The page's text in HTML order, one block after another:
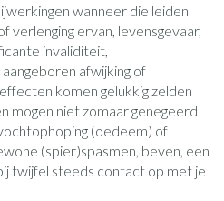
wanneer die leiden
verlenging ervan, levensgevaar,
invaliditeit,
afwijking of
komen gelukkig zelden
mogen niet zomaar genegeerd
(oedeem) of
(spier)spasmen, beven, een
twijfel steeds contact op met je